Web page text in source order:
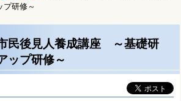
プ研修～
民後見人養成講座 ～基礎研
ップ研修～